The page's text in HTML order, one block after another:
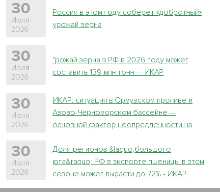
30
Июля
2026
Россия в этом году соберет «добротный»
урожай зерна
30
Июля
2026
"рожай зерна в РФ в 2026 году может
составить 139 млн тонн — ИКАР
30
Июля
2026
ИКАР: ситуация в Ормузском проливе и
Азово-Черноморском бассейне —
основной фактор неопредленности на
30
Июля
2026
Доля регионов &laquo;большого
юга&raquo; РФ в экспорте пшеницы в этом
сезоне может вырасти до 72% - ИКАР